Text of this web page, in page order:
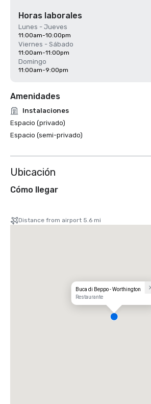
Horas laborales
Lunes - Jueves
11:00am-10:00pm
Viernes - Sábado
11:00am-11:00pm
Domingo
11:00am-9:00pm
Amenidades
Instalaciones
Espacio (privado)
Espacio (semi-privado)
Ubicación
Cómo llegar
Distance from airport 5.6 mi
Buca di Beppo - Worthington
Restaurante